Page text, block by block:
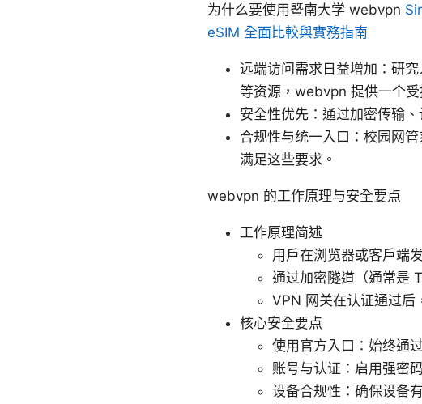
为什么要使用暨南大学 webvpn
eSIM 全面比較與實務指南
远端访问需求日益增加：研
等资源，webvpn 提供一个
安全性优先：通过加密传输
合规性与统一入口：校园网
满足这些要求。
webvpn 的工作原理与安全要点
工作原理简述
用户在浏览器或客户端
通过加密隧道（通常是
VPN 网关在认证通过后
核心安全要点
使用官方入口：始终通
账号与认证：启用强密
设备合规性：确保设备